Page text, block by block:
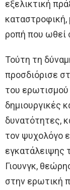
εξελικτική
καταστροφική,
ροπή που ωθεί
Τούτη τη
προσδιόρισε
του ερωτισμού
δημιουργικές
δυνατότητες,
τον ψυχολόγο
εγκατάλειψης
Γιουνγκ,
στην ερωτική